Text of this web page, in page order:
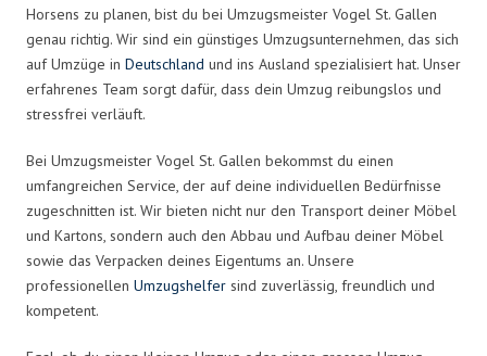
Horsens zu planen, bist du bei Umzugsmeister Vogel St. Gallen
genau richtig. Wir sind ein günstiges Umzugsunternehmen, das sich
auf Umzüge in Deutschland und ins Ausland spezialisiert hat. Unser
erfahrenes Team sorgt dafür, dass dein Umzug reibungslos und
stressfrei verläuft.
Bei Umzugsmeister Vogel St. Gallen bekommst du einen
umfangreichen Service, der auf deine individuellen Bedürfnisse
zugeschnitten ist. Wir bieten nicht nur den Transport deiner Möbel
und Kartons, sondern auch den Abbau und Aufbau deiner Möbel
sowie das Verpacken deines Eigentums an. Unsere
professionellen Umzugshelfer sind zuverlässig, freundlich und
kompetent.